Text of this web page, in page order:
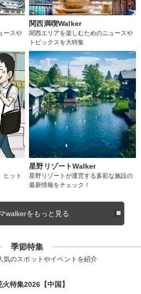
ースや
関西満喫Walker
関西エリアを楽しむためのニュースや
トピックスを大特集
ヒット
星野リゾートWalker
星野リゾートが運営する多彩な施設の
最新情報をチェック！
walkerをもっと見る
季節特集
気のスポットやイベントを紹介
火特集2026【中国】